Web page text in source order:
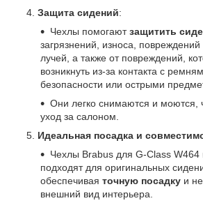
Защита сидений:
Чехлы помогаютзащитить
загрязнений, износа,
лучей, а также от повреждений,
возникнуть из-за контакта с
безопасности или острыми
Они легко снимаются и моются,
уход за салоном.
Идеальная посадка и
Чехлы Brabus для G-Class W464
подходят для оригинальных
обеспечивая точную посадку и
внешний вид интерьера.